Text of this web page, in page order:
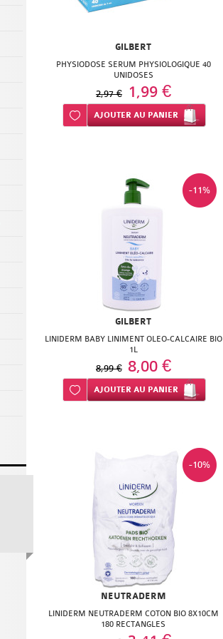
GILBERT
PHYSIODOSE SERUM PHYSIOLOGIQUE 40
UNIDOSES
2,97 € 1,99 €
Ajouter à ma liste d’envie
AJOUTER AU PANIER
-11%
GILBERT
LINIDERM BABY LINIMENT OLEO-CALCAIRE BIO
1L
8,99 € 8,00 €
Ajouter à ma liste d’envie
AJOUTER AU PANIER
-10%
NEUTRADERM
LINIDERM NEUTRADERM COTON BIO 8X10CM
180 RECTANGLES